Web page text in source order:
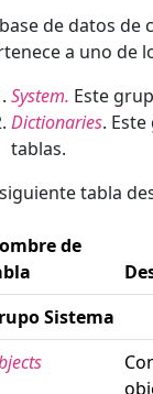
de datos de
a uno de
System. Este
Dictionaries.
tablas.
tabla
de
Sistema